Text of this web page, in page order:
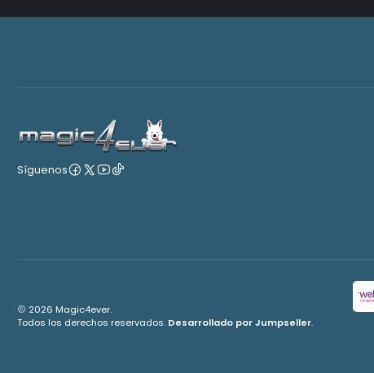
Síguenos
2026 Magic4ever.
Todos los derechos reservados. Desarrollado por Jumpseller.